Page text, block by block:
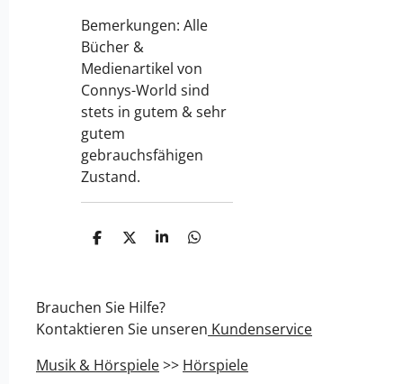
Bemerkungen: Alle
Bücher &
Medienartikel von
Connys-World sind
stets in gutem & sehr
gutem
gebrauchsfähigen
Zustand.
T
n
T
e
n
T
e
n
T
Brauchen Sie Hilfe?
Kontaktieren Sie unseren Kundenservice
Musik & Hörspiele>> Hörspiele